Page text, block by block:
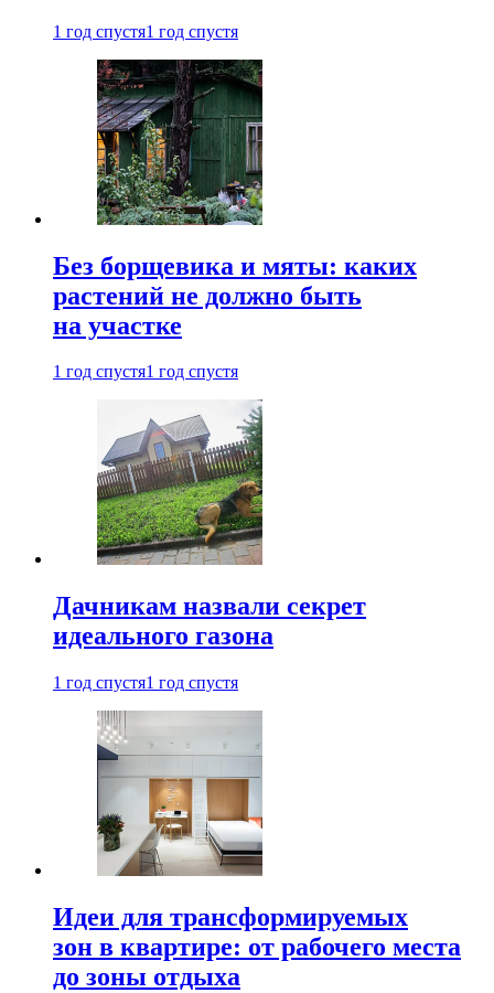
1 год спустя1 год спустя
Без борщевика и мяты: каких
растений не должно быть
на участке
1 год спустя1 год спустя
Дачникам назвали секрет
идеального газона
1 год спустя1 год спустя
Идеи для трансформируемых
зон в квартире: от рабочего места
до зоны отдыха